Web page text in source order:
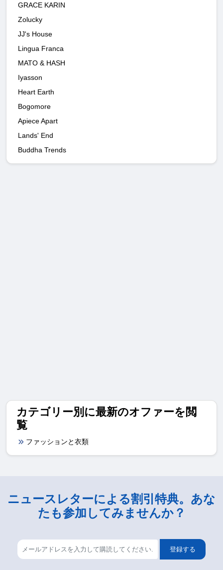
GRACE KARIN
Zolucky
JJ's House
Lingua Franca
MATO & HASH
Iyasson
Heart Earth
Bogomore
Apiece Apart
Lands' End
Buddha Trends
カテゴリー別に最新のオファーを閲
覧
ファッションと衣類
ニュースレターによる割引特典。あな
たも参加してみませんか？
登録する